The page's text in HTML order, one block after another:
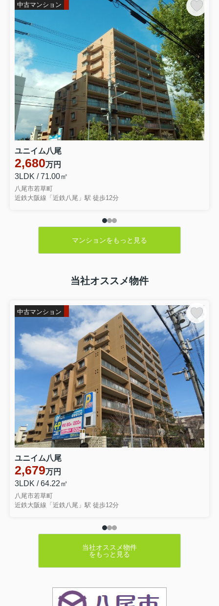
中古マンション
ユニイム八尾
2,680万円
3LDK / 71.00㎡
八尾市若草町
近鉄大阪線「近鉄八尾」駅 徒歩12分
マンションをもっと見る
当社オススメ物件
中古マンション
ユニイム八尾
2,679万円
3LDK / 64.22㎡
八尾市若草町
近鉄大阪線「近鉄八尾」駅 徒歩12分
当社オススメ物件
をもっと見る